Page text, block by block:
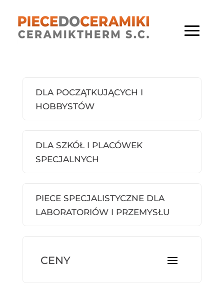
DLA POCZĄTKUJĄCYCH I
HOBBYSTÓW
DLA SZKÓŁ I PLACÓWEK
SPECJALNYCH
PIECE SPECJALISTYCZNE DLA
LABORATORIÓW I PRZEMYSŁU